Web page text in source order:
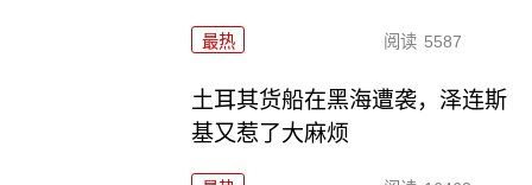
最热 阅读 5587
土耳其货船在黑海遭袭，泽连斯
基又惹了大麻烦